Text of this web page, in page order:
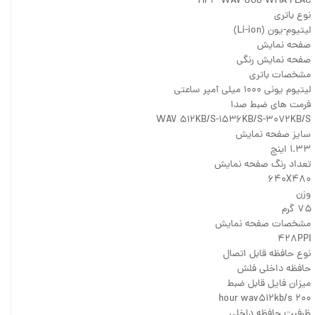
نوع باتری
لیتیوم-یون (Li-ion)
صفحه نمایش
صفحه نمایش رنگی
مشخصات باتری
لیتیوم یونی ۱۰۰۰ میلی آمپر ساعتی
فرمت های ضبط صدا
WAV ۵۱۲KB/S-۱۵۳۶KB/S-۳۰۷۲KB/S
سایز صفحه نمایش
۱.۳۳ اینچ
تعداد رنگ صفحه نمایش
۶۴۰X۴۸۰
وزن
۷۵ گرم
مشخصات صفحه نمایش
۴۲۸PPI
نوع حافظه قابل اتصال
حافظه داخلی فلش
میزان فایل قابل ضبط
۲۰۰ hour wav۵۱۲kb/s